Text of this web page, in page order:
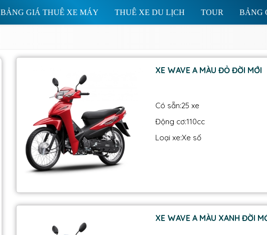
BẢNG GIÁ THUÊ XE MÁY THUÊ XE DU LỊCH TOUR BẢNG
XE WAVE A MÀU ĐỎ ĐỜI MỚI
Có sẵn:25 xe
Động cơ:110cc
Loại xe:Xe số
XE WAVE A MÀU XANH ĐỜI